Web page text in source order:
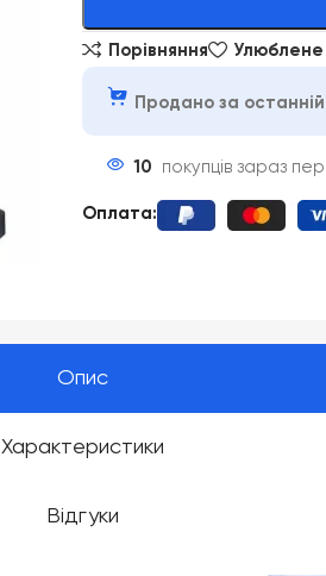
Порівняння Улюблене
Продано за
10 покупців зараз
Оплата:
Опис
Характеристики
Відгуки